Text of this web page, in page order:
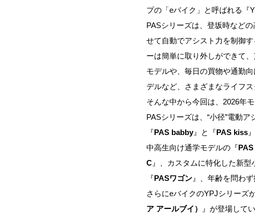
プの「eバイク」と呼ばれる『
PASシリーズは、登坂時など
せて自動でアシスト力を制御
ーは簡単に取り外しができて
モデルや、毎日の買物や通勤
デルなど、さまざまなライフ
そんな中から今回は、2026年
PASシリーズは、“小径”電動ア
『PAS babby』と『PAS kiss
中高生向け通学モデルの『
C 』、カスタムに特化した新型
『PASワゴン 』、年齢を問わ
さらにeバイクのYPJシリーズ
ア アールブイ）
』が登場してい